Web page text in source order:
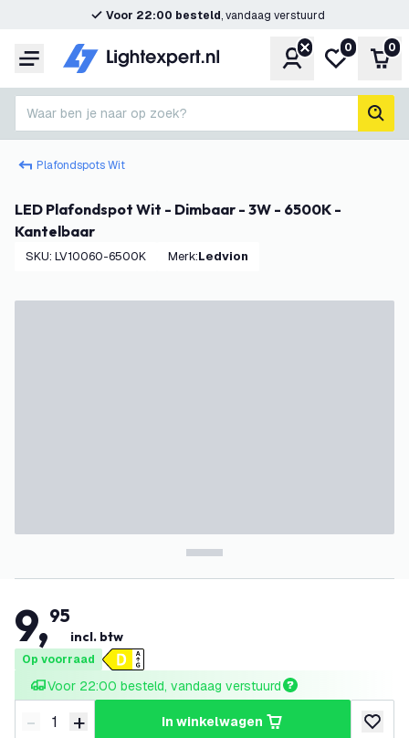
Voor 22:00 besteld, vandaag verstuurd
Menu Account
Mijn
0 0
Waar ben je naar op zoek?
Plafondspots Wit
LED Plafondspot Wit - Dimbaar - 3W - 6500K -
Kantelbaar
SKU: LV10060-6500K Merk: Ledvion
9,95
incl. btw
Op voorraad
Voor 22:00 besteld, vandaag verstuurd
Verminder hoeveelheid
- Verhoog hoeveelheid
+ in winkelwagen